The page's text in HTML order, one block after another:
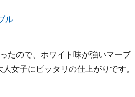
たので、ホワイト味が強いマーブ
女子にピッタリの仕上がりです。